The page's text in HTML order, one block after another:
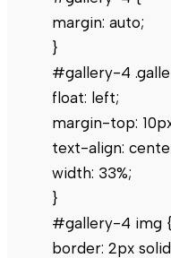
margin: auto;
}
#gallery-4
float: left;
margin-top:
text-align:
width: 33%;
}
#gallery-4 img
border: 2px